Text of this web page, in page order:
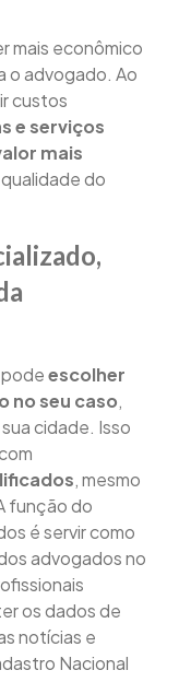
mais econômico
o advogado. Ao
custos
e serviços
mais
do
escolher
no seu caso,
cidade. Isso
, mesmo
função do
é servir como
advogados no
os dados de
notícias e
Nacional